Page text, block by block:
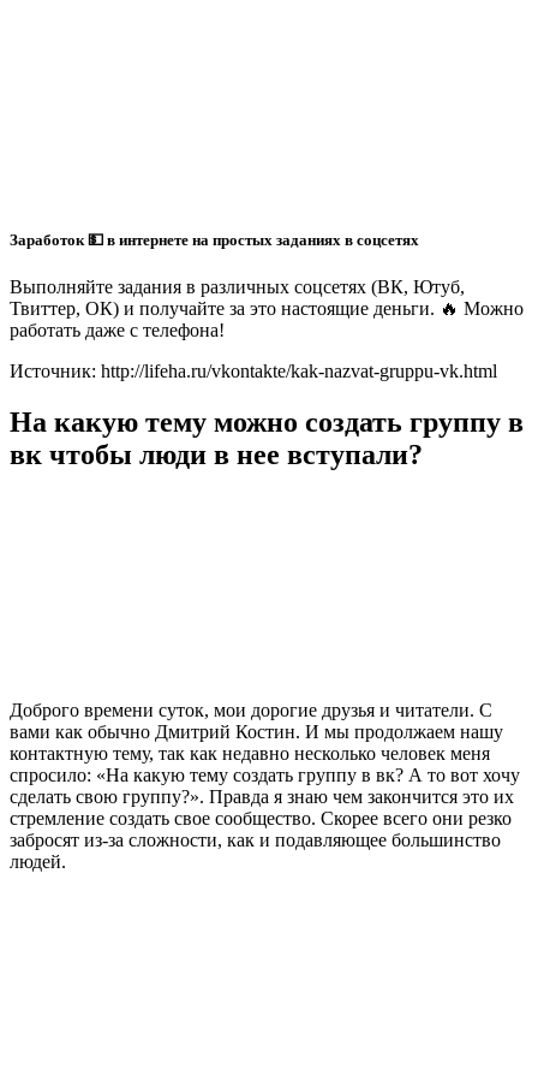
Заработок 💵 в интернете на простых заданиях в соцсетях
Выполняйте задания в различных соцсетях (ВК, Ютуб,
Твиттер, ОК) и получайте за это настоящие деньги. 🔥 Можно
работать даже с телефона!
Источник: http://lifeha.ru/vkontakte/kak-nazvat-gruppu-vk.html
На какую тему можно создать группу в
вк чтобы люди в нее вступали?
Доброго времени суток, мои дорогие друзья и читатели. С
вами как обычно Дмитрий Костин. И мы продолжаем нашу
контактную тему, так как недавно несколько человек меня
спросило: «На какую тему создать группу в вк? А то вот хочу
сделать свою группу?». Правда я знаю чем закончится это их
стремление создать свое сообщество. Скорее всего они резко
забросят из-за сложности, как и подавляющее большинство
людей.